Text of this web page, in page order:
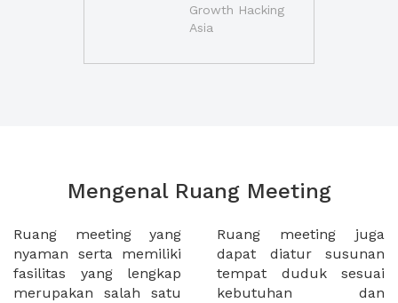
Growth Hacking
Asia
Mengenal Ruang Meeting
Ruang meeting yang
nyaman serta memiliki
fasilitas yang lengkap
merupakan salah satu
Ruang meeting juga
dapat diatur susunan
tempat duduk sesuai
kebutuhan dan